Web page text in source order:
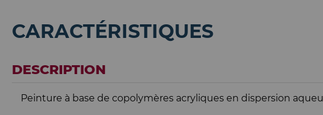
CARACTÉRISTIQUES
DESCRIPTION
Peinture à base de copolymères acryliques en dispersion